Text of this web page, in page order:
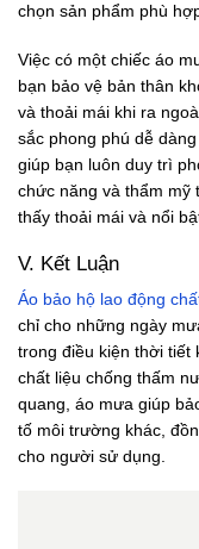
chọn sản phẩm phù
Việc có một chiếc áo
bạn bảo vệ bản thân
và thoải mái khi ra
sắc phong phú dễ
giúp bạn luôn duy trì
chức năng và thẩm mỹ
thấy thoải mái và nổi
V. Kết Luận
Áo bảo hộ lao động
chỉ cho những ngày
trong điều kiện thời tiết
chất liệu chống thấm
quang, áo mưa giúp
tố môi trường khác,
cho người sử dụng.